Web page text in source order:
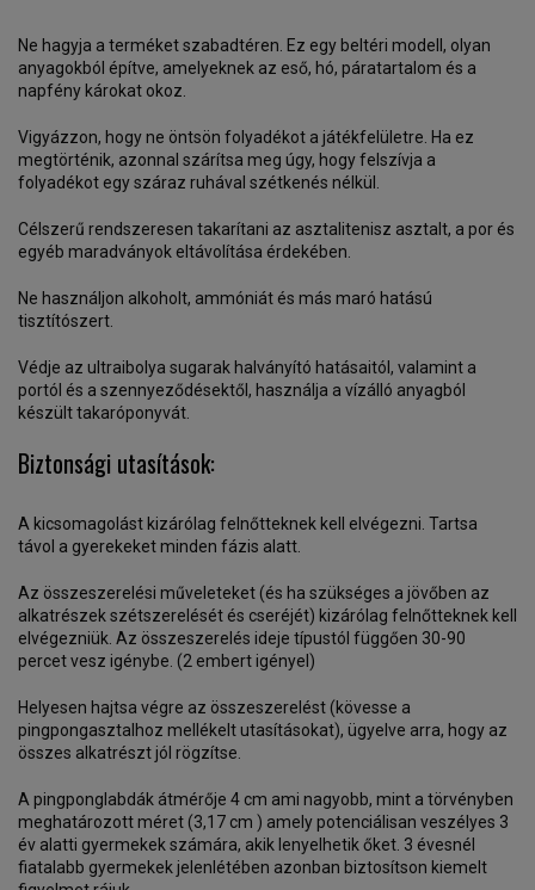
Ne hagyja a terméket szabadtéren. Ez egy beltéri modell, olyan
anyagokból építve, amelyeknek az eső, hó, páratartalom és a
napfény károkat okoz.
Vigyázzon, hogy ne öntsön folyadékot a játékfelületre. Ha ez
megtörténik, azonnal szárítsa meg úgy, hogy felszívja a
folyadékot egy száraz ruhával szétkenés nélkül.
Célszerű rendszeresen takarítani az asztalitenisz asztalt, a por és
egyéb maradványok eltávolítása érdekében.
Ne használjon alkoholt, ammóniát és más maró hatású
tisztítószert.
Védje az ultraibolya sugarak halványító hatásaitól, valamint a
portól és a szennyeződésektől, használja a vízálló anyagból
készült takaróponyvát.
Biztonsági utasítások:
A kicsomagolást kizárólag felnőtteknek kell elvégezni. Tartsa
távol a gyerekeket minden fázis alatt.
Az összeszerelési műveleteket (és ha szükséges a jövőben az
alkatrészek szétszerelését és cseréjét) kizárólag felnőtteknek kell
elvégezniük. Az összeszerelés ideje típustól függően 30-90
percet vesz igénybe. (2 embert igényel)
Helyesen hajtsa végre az összeszerelést (kövesse a
pingpongasztalhoz mellékelt utasításokat), ügyelve arra, hogy az
összes alkatrészt jól rögzítse.
A pingponglabdák átmérője 4 cm ami nagyobb, mint a törvényben
meghatározott méret (3,17 cm ) amely potenciálisan veszélyes 3
év alatti gyermekek számára, akik lenyelhetik őket. 3 évesnél
fiatalabb gyermekek jelenlétében azonban biztosítson kiemelt